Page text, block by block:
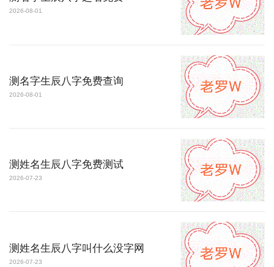
2026-08-01
测名字生辰八字免费查询
2026-08-01
测姓名生辰八字免费测试
2026-07-23
测姓名生辰八字叫什么没字网
2026-07-23